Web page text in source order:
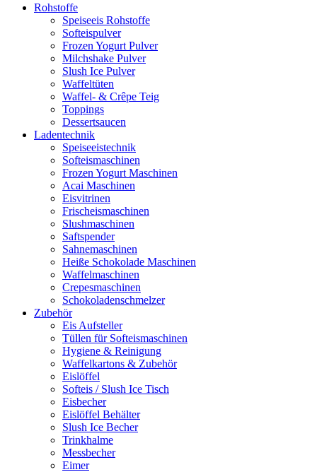
Rohstoffe
Speiseeis Rohstoffe
Softeispulver
Frozen Yogurt Pulver
Milchshake Pulver
Slush Ice Pulver
Waffeltüten
Waffel- & Crêpe Teig
Toppings
Dessertsaucen
Ladentechnik
Speiseeistechnik
Softeismaschinen
Frozen Yogurt Maschinen
Acai Maschinen
Eisvitrinen
Frischeismaschinen
Slushmaschinen
Saftspender
Sahnemaschinen
Heiße Schokolade Maschinen
Waffelmaschinen
Crepesmaschinen
Schokoladenschmelzer
Zubehör
Eis Aufsteller
Tüllen für Softeismaschinen
Hygiene & Reinigung
Waffelkartons & Zubehör
Eislöffel
Softeis / Slush Ice Tisch
Eisbecher
Eislöffel Behälter
Slush Ice Becher
Trinkhalme
Messbecher
Eimer